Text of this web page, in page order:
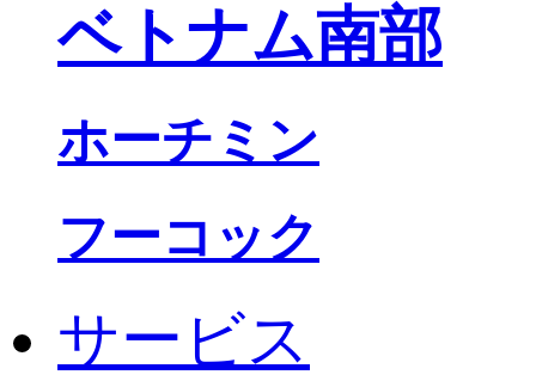
ベトナム南部
ホーチミン
フーコック
サービス